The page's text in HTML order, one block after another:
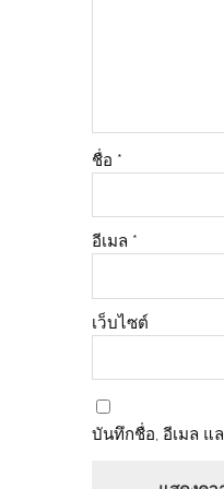
ชื่อ *
อีเมล *
เว็บไซต์
บันทึกชื่อ, อีเมล แ